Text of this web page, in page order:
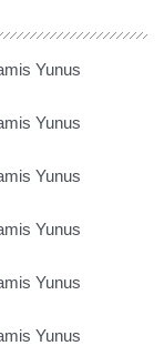
Yunus
Yunus
Yunus
Yunus
Yunus
Yunus